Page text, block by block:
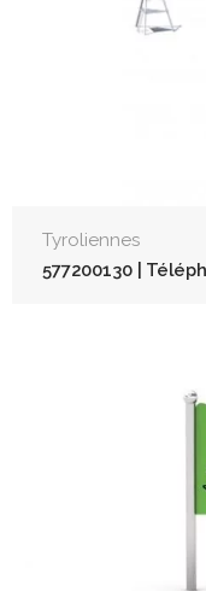
Tyroliennes
577200130 |